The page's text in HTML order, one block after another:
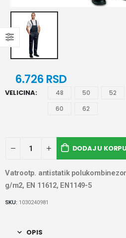
6.726RSD
VELICINA 48 50 52
60
62
DODAJ U KORPU
Vatrootp. antistatik
g/m2, EN 11612, EN1149-5
SKU: 1030240981
OPIS